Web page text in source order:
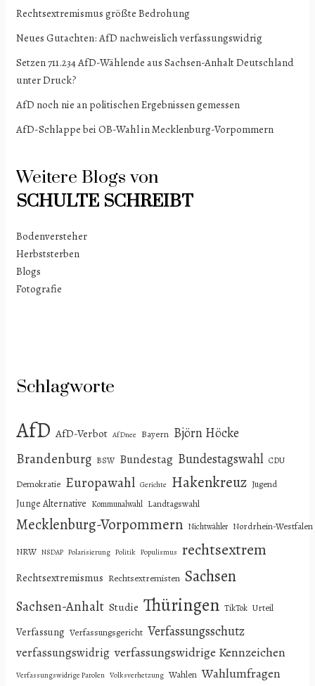
Rechtsextremismus größte Bedrohung
Neues Gutachten: AfD nachweislich verfassungswidrig
Setzen 711.234 AfD-Wählende aus Sachsen-Anhalt Deutschland
unter Druck?
AfD noch nie an politischen Ergebnissen gemessen
AfD-Schlappe bei OB-Wahl in Mecklenburg-Vorpommern
Weitere Blogs von
SCHULTE SCHREIBT
Bodenversteher
Herbststerben
Blogs
Fotografie
Schlagworte
AfD AfD-Verbot AfDnee Bayern Björn Höcke
Brandenburg BSW Bundestag Bundestagswahl CDU
Demokratie Europawahl Gerichte Hakenkreuz Jugend
Junge Alternative Kommunalwahl Landtagswahl
Mecklenburg-Vorpommern Nichtwähler Nordrhein-Westfalen
NRW NSDAP Polarisierung Politik Populismus rechtsextrem
Rechtsextremismus Rechtsextremisten Sachsen
Sachsen-Anhalt Studie Thüringen TikTok Urteil
Verfassung Verfassungsgericht Verfassungsschutz
verfassungswidrig verfassungswidrige Kennzeichen
Verfassungswidrige Parolen Volksverhetzung Wahlen Wahlumfragen